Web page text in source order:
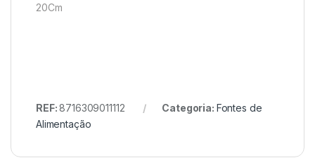
20Cm
REF:8716309011112 Categoria: Fontes de
Alimentação